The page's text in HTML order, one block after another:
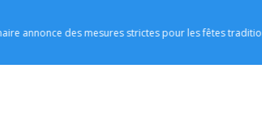
des mesures strictes pour les fêtes traditionnelles